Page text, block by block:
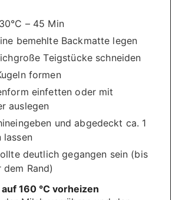
– 45 Min
bemehlte Backmatte legen
Teigstücke schneiden
formen
einfetten oder mit
auslegen
und abgedeckt ca. 1
lassen
deutlich gegangen sein (bis
Rand)
160 °C vorheizen